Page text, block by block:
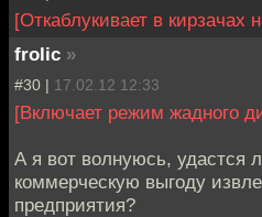
[Откаблукивает в кирзачах
frolic »
#30 | 17.02.12 12:33
[Включает режим жадного
А я вот волнуюсь, удастся
коммерческую выгоду
предприятия?